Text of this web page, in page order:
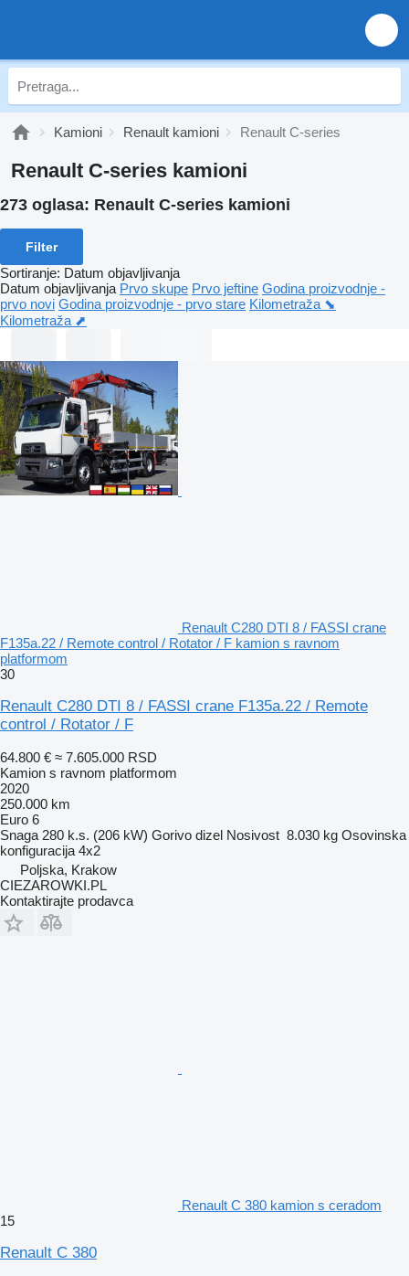
Kamioni Renault kamioni Renault C-series
Renault C-series kamioni
273 oglasa: Renault C-series kamioni
Filter
Sortiranje: Datum objavljivanja
Datum objavljivanja Prvo skupe Prvo jeftine Godina proizvodnje -
prvo novi Godina proizvodnje - prvo stare Kilometraža ⬊
Kilometraža ⬈
Renault C280 DTI 8 / FASSI crane
F135a.22 / Remote control / Rotator / F kamion s ravnom
platformom
30
Renault C280 DTI 8 / FASSI crane F135a.22 / Remote
control / Rotator / F
64.800 € ≈ 7.605.000 RSD
Kamion s ravnom platformom
2020
250.000 km
Euro 6
Snaga 280 k.s. (206 kW) Gorivo dizel Nosivost 8.030 kg Osovinska
konfiguracija 4x2
Poljska, Krakow
CIEZAROWKI.PL
Kontaktirajte prodavca
Renault C 380 kamion s ceradom
15
Renault C 380